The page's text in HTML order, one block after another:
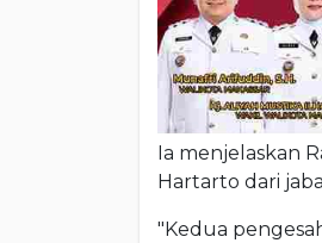
Ia menjelaskan
Hartarto dari
"Kedua